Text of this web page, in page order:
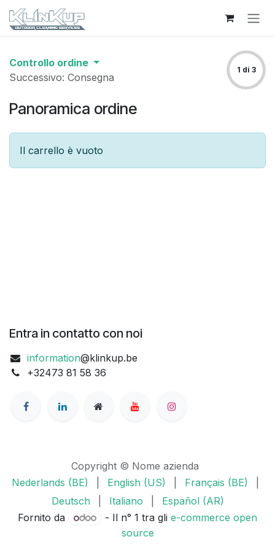
Passa al contenuto
Controllo ordine
Successivo: Consegna
1 di 3
Panoramica ordine
Il carrello è vuoto
Entra in contatto con noi
information@klinkup.be
+32473 81 58 36
Copyright © Nome azienda
Nederlands (BE)
English (US) Français (BE)
Deutsch
Italiano
Español (AR)
Fornito da
- Il n° 1 tra gli e-commerce open
source